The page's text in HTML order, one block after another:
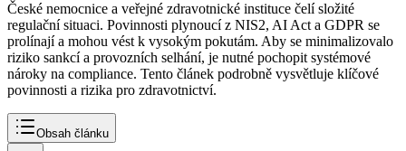
České nemocnice a veřejné zdravotnické instituce čelí složité
regulační situaci. Povinnosti plynoucí z NIS2, AI Act a GDPR se
prolínají a mohou vést k vysokým pokutám. Aby se minimalizovalo
riziko sankcí a provozních selhání, je nutné pochopit systémové
nároky na compliance. Tento článek podrobně vysvětluje klíčové
povinnosti a rizika pro zdravotnictví.
Obsah článku